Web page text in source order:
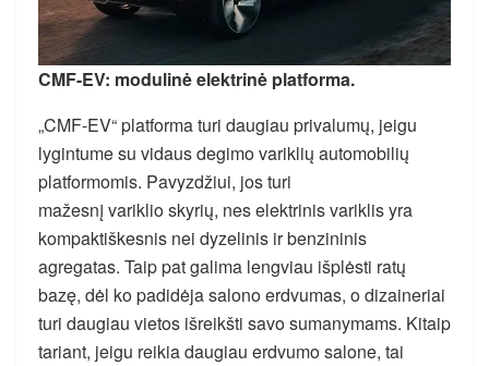
CMF-EV: modulinė elektrinė platforma.
„CMF-EV“ platforma turi daugiau privalumų, jeigu
lygintume su vidaus degimo variklių automobilių
platformomis. Pavyzdžiui, jos turi
mažesnį variklio skyrių, nes elektrinis variklis yra
kompaktiškesnis nei dyzelinis ir benzininis
agregatas. Taip pat galima lengviau išplėsti ratų
bazę, dėl ko padidėja salono erdvumas, o dizaineriai
turi daugiau vietos išreikšti savo sumanymams. Kitaip
tariant, jeigu reikia daugiau erdvumo salone, tai